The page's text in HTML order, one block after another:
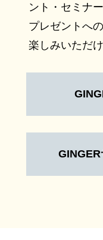
ント・セミナ
プレゼントへ
楽しみいただけ